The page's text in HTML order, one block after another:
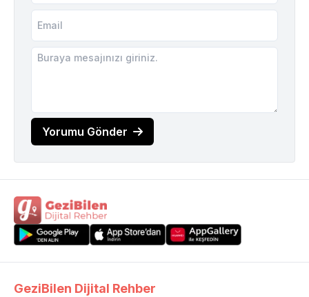
Yorumu Gönder
GeziBilen Dijital Rehber